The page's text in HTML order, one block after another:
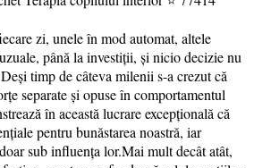
zi, unele în mod automat, altele
până la investiții, și nicio decizie nu
timp de câteva milenii s-a crezut că
separate și opuse în comportamentul
în această lucrare excepțională că
pentru bunăstarea noastră, iar
sub influența lor.Mai mult decât atât,